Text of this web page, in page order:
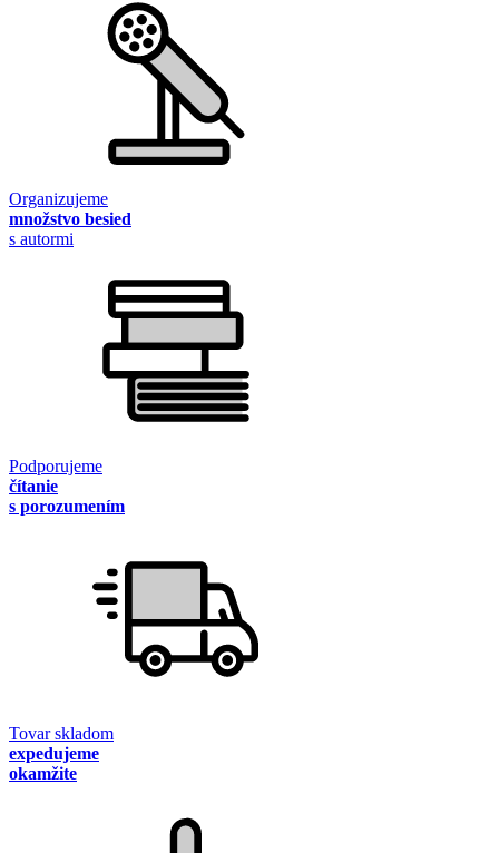
Organizujeme
množstvo besied
s autormi
Podporujeme
čítanie
s porozumením
Tovar skladom
expedujeme
okamžite